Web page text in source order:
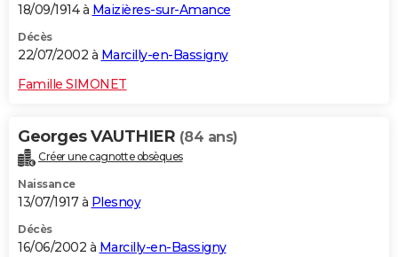
18/09/1914 à Maizières-sur-Amance
Décès
22/07/2002 à Marcilly-en-Bassigny
Famille SIMONET
Georges VAUTHIER (84 ans)
Créer une cagnotte obsèques
Naissance
13/07/1917 à Plesnoy
Décès
16/06/2002 à Marcilly-en-Bassigny